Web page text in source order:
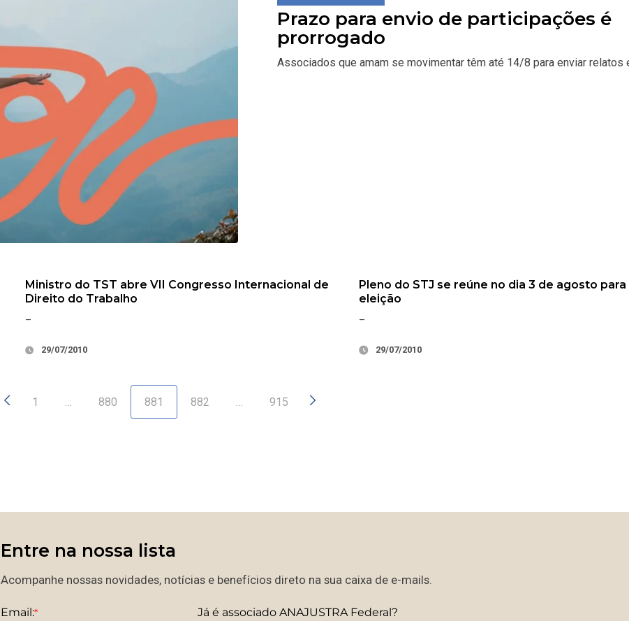
Ministro do TST abre VII Congresso Internacional de
Direito do Trabalho
–
29/07/2010
Pleno do STJ se reúne no dia 3 de agosto para
eleição
–
29/07/2010
Prazo para envio de participações é
prorrogado
Associados que amam se movimentar têm até 14/8 para enviar relatos
1 … 880 881 882 … 915
Entre na nossa lista
Acompanhe nossas novidades, notícias e benefícios direto na sua caixa de e-mails.
Email:* Já é associado ANAJUSTRA Federal?